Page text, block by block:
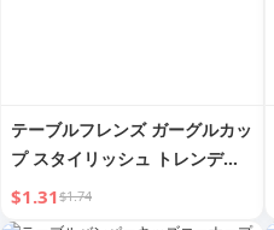
テーブルフレンズ ガーグルカッ
プ スタイリッシュ トレンディ
カップル用 学生 子供寮 かわい
い歯磨きコップ 落下防止歯磨き
$1.31$1.74